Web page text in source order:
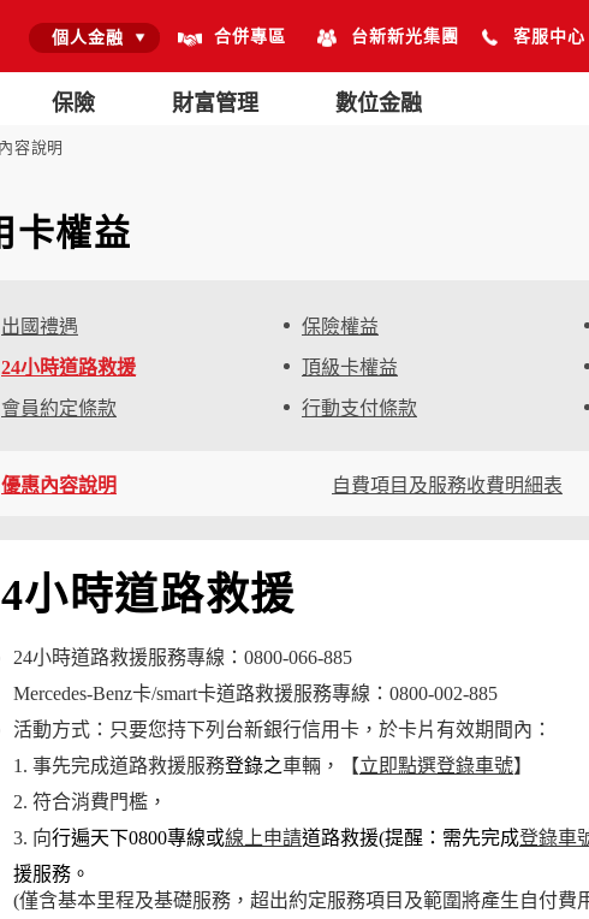
保險 財富管理 數位金融
個人金融 合併專區 台新新光集團 客服中心
容說明
卡權益
出國禮遇 保險權益
24小時道路救援
頂級卡權益
會員約定條款
行動支付條款
優惠內容說明 自費項目及服務收費明細表
小時道路救援
24小時道路救援服務專線：0800-066-885
Mercedes-Benz卡/smart卡道路救援服務專線：0800-002-885
活動方式：只要您持下列台新銀行信用卡，於卡片有效期間內：
1. 事先完成道路救援服務登錄之車輛，【立即點選登錄車號】
2. 符合消費門檻，
3. 向行遍天下0800專線或線上申請道路救援(提醒：需先完成登錄車
援服務。
(僅含基本里程及基礎服務，超出約定服務項目及範圍將產生自付費